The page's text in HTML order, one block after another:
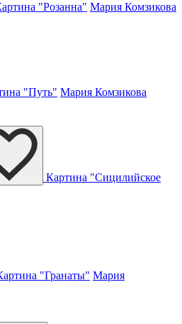
"Розанна" Мария Комзикова
"Путь" Мария Комзикова
Картина "Сицилийское
"Гранаты" Мария